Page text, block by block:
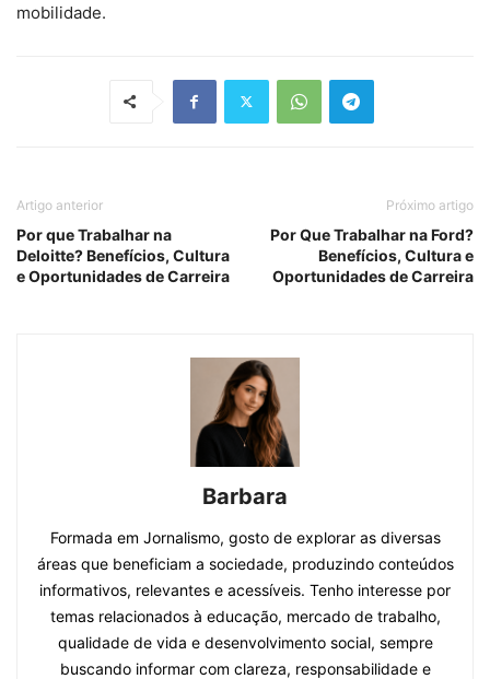
mobilidade.
Artigo anterior
Por que Trabalhar na
Deloitte? Benefícios, Cultura
e Oportunidades de Carreira
Próximo artigo
Por Que Trabalhar na Ford?
Benefícios, Cultura e
Oportunidades de Carreira
Barbara
Formada em Jornalismo, gosto de explorar as diversas
áreas que beneficiam a sociedade, produzindo conteúdos
informativos, relevantes e acessíveis. Tenho interesse por
temas relacionados à educação, mercado de trabalho,
qualidade de vida e desenvolvimento social, sempre
buscando informar com clareza, responsabilidade e